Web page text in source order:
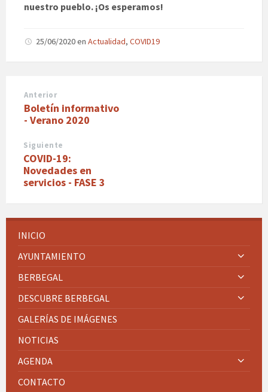
nuestro pueblo. ¡Os esperamos!
25/06/2020en Actualidad, COVID19
Anterior
Boletín informativo
- Verano 2020
Siguiente
COVID-19:
Novedades en
servicios - FASE 3
INICIO
AYUNTAMIENTO
BERBEGAL
DESCUBRE BERBEGAL
GALERÍAS DE IMÁGENES
NOTICIAS
AGENDA
CONTACTO